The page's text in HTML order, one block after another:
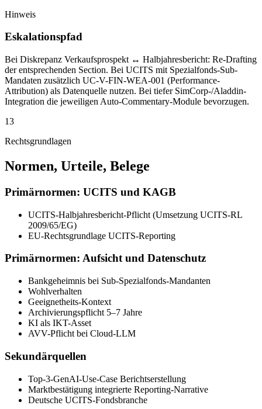
Hinweis
Eskalationspfad
Bei Diskrepanz Verkaufsprospekt ↔ Halbjahresbericht: Re-Drafting
der entsprechenden Section. Bei UCITS mit Spezialfonds-Sub-
Mandaten zusätzlich UC-V-FIN-WEA-001 (Performance-
Attribution) als Datenquelle nutzen. Bei tiefer SimCorp-/Aladdin-
Integration die jeweiligen Auto-Commentary-Module bevorzugen.
13
Rechtsgrundlagen
Normen, Urteile, Belege
Primärnormen: UCITS und KAGB
UCITS-Halbjahresbericht-Pflicht (Umsetzung UCITS-RL
2009/65/EG)
EU-Rechtsgrundlage UCITS-Reporting
Primärnormen: Aufsicht und Datenschutz
Bankgeheimnis bei Sub-Spezialfonds-Mandanten
Wohlverhalten
Geeignetheits-Kontext
Archivierungspflicht 5–7 Jahre
KI als IKT-Asset
AVV-Pflicht bei Cloud-LLM
Sekundärquellen
Top-3-GenAI-Use-Case Berichtserstellung
Marktbestätigung integrierte Reporting-Narrative
Deutsche UCITS-Fondsbranche